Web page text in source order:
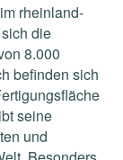
rheinland-
die
8.000
befinden sich
seine
und